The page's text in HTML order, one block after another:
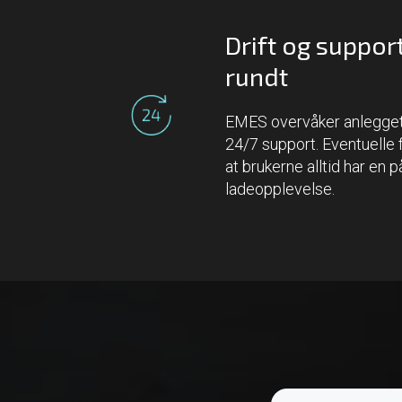
Drift og
rundt
EMES overvåker
24/7 support. Eventuelle
at brukerne alltid har en
ladeopplevelse.